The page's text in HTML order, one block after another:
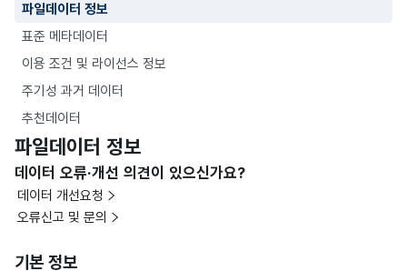
파일데이터 정보
표준 메타데이터
이용 조건 및 라이선스 정보
주기성 과거 데이터
추천데이터
파일데이터 정보
데이터 오류·개선 의견이 있으신가요?
데이터 개선요청
오류신고 및 문의
기본 정보